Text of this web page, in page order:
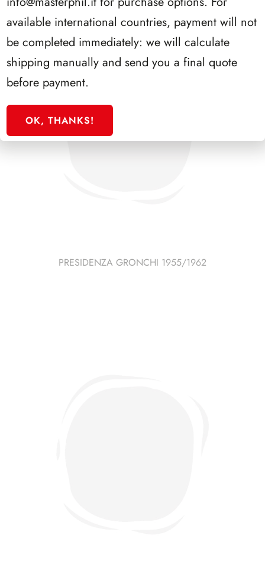
PRESIDENZA GRONCHI 1955/1962
available international countries, payment will not
be completed immediately: we will calculate
shipping manually and send you a final quote
before payment.
OK, THANKS!